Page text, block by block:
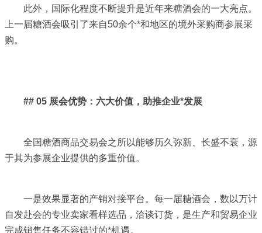
此外，国际化程度不断提升是近年来糖酒会的一大亮点。
上一届糖酒会吸引了来自50余个*和地区的境外采购商参展采
购。
## 05 展会优势：六大价值，助推企业*发展
全国糖酒商品交易会之所以能够历久弥新、长盛不衰，源
于其为参展企业提供的多重价值。
一是效果显著的产销对接平台。每一届糖酒会，数以万计
自发赴会的专业卖家看样选品，洽谈订货，是生产和贸易企业
完成销售任务不容错过的*机遇。